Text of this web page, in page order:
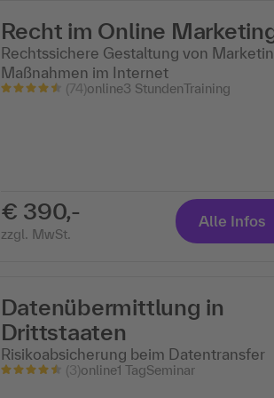
Recht im Online
Rechtssichere Gestaltung von
Maßnahmen im Internet
(74)online3 StundenTraining
€ 390,-
zzgl. MwSt.
Alle Infos
Datenübermittlung in
Drittstaaten
Risikoabsicherung beim Datentransfer
(3)online1 TagSeminar